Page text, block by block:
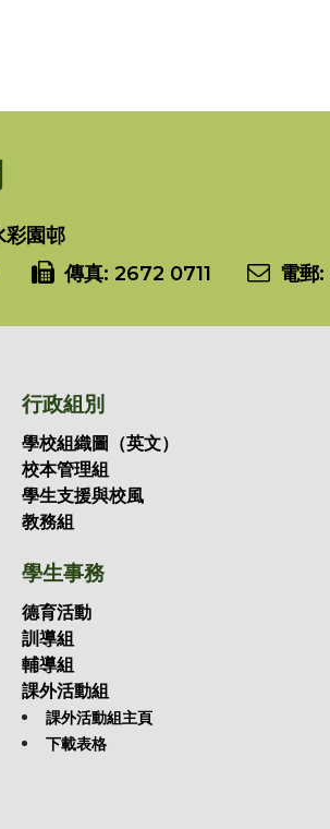
彩園邨
傳真: 2672 0711 電郵:
行政組別
學校組織圖（英文）
校本管理組
學生支援與校風
教務組
學生事務
德育活動
訓導組
輔導組
課外活動組
課外活動組主頁
下載表格